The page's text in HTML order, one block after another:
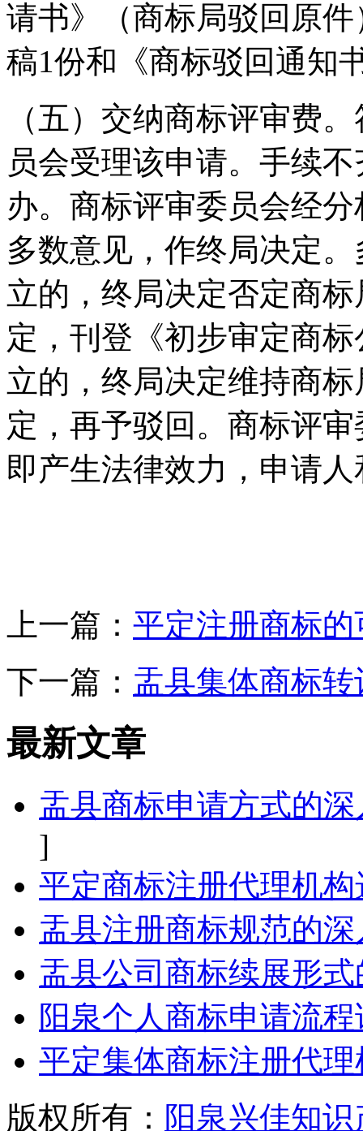
请书》（商标局驳回原
稿1份和《商标驳回通知
（五）交纳商标评审费
员会受理该申请。手续
办。商标评审委员会经
多数意见，作终局决定
立的，终局决定否定商
定，刊登《初步审定商
立的，终局决定维持商
定，再予驳回。商标评
即产生法律效力，申请
上一篇： 平定注册商标
下一篇： 盂县集体商标
最新文章
盂县商标申请方式的
]
平定商标注册代理机
盂县注册商标规范的
盂县公司商标续展形
阳泉个人商标申请流
平定集体商标注册代
版权所有： 阳泉兴佳知